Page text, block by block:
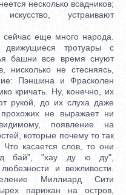
несколько всадников;
устраивают
еще много народа.
движущиеся тротуары с
башни все время снуют
нисколько не стесняясь,
Пэншина и Фрасколен
кричать. Ну, конечно, их
рукой, до их слуха даже
не выражает ни
появление на
которые почему то так
касается слов, то они
бай", "хау ду ю ду",
и вежливости.
Миллиард Сити
парижан на остров,